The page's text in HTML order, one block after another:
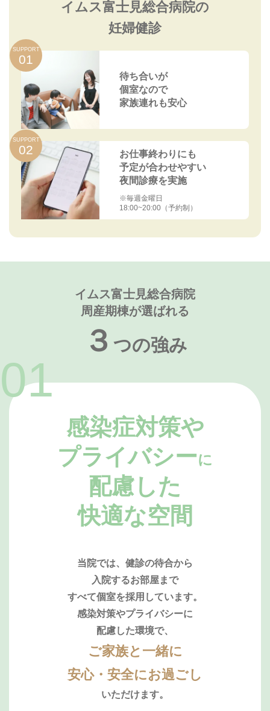
イムス富士見総合病院の
妊婦健診
SUPPORT
01
待ち合いが
個室なので
家族連れも安心
SUPPORT
02
お仕事終わりにも
予定が合わせやすい
夜間診療を実施
※毎週金曜日
18:00~20:00（予約制）
イムス富士見総合病院
周産期棟が選ばれる
３ つの強み
感染症対策や
プライバシーに
配慮した
快適な空間
当院では、健診の待合から
入院するお部屋まで
すべて個室を採用しています。
感染対策やプライバシーに
配慮した環境で、
ご家族と一緒に
安心・安全にお過ごし
いただけます。